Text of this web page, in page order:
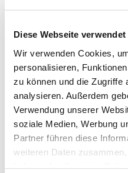
Diese Webseite
Wir verwenden Cookies,
personalisieren,
zu können und die Zugriffe
analysieren. Außerdem
Verwendung unserer
soziale Medien, Werbung
Partner führen diese
weiteren Daten
IN VERBINDUNG